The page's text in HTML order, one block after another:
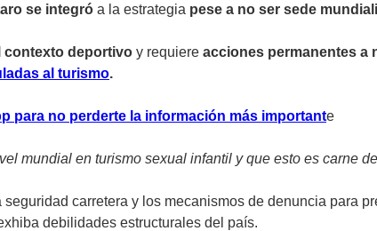
se integró a la estrategia pese a no ser sede
contexto deportivo y requiere acciones permanentes a
al turismo.
para no perderte la información más importante
mundial en turismo sexual infantil y que esto es carne
seguridad carretera y los mecanismos de denuncia para
debilidades estructurales del país.